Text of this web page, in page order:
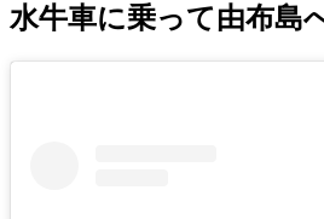
水牛車に乗って由布島